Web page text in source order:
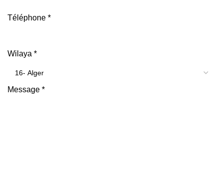
Téléphone *
Wilaya *
Message *